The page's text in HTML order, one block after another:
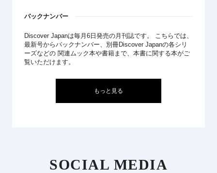
バックナンバー
Discover Japanは毎月6日発売の月刊誌です。 こちらでは、
最新号からバックナンバー、別冊Discover Japanの各シリ
ーズなどの 関連ムック本や書籍まで、本書に関する本がご
覧いただけます。
もっと見る
SOCIAL MEDIA